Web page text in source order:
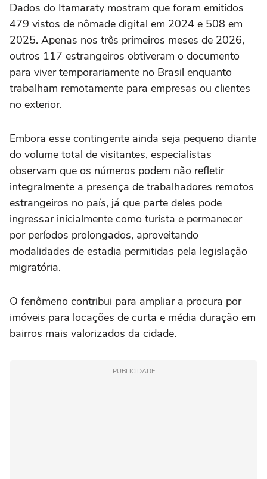
Dados do Itamaraty mostram que foram emitidos
479 vistos de nômade digital em 2024 e 508 em
2025. Apenas nos três primeiros meses de 2026,
outros 117 estrangeiros obtiveram o documento
para viver temporariamente no Brasil enquanto
trabalham remotamente para empresas ou clientes
no exterior.
Embora esse contingente ainda seja pequeno diante
do volume total de visitantes, especialistas
observam que os números podem não refletir
integralmente a presença de trabalhadores remotos
estrangeiros no país, já que parte deles pode
ingressar inicialmente como turista e permanecer
por períodos prolongados, aproveitando
modalidades de estadia permitidas pela legislação
migratória.
O fenômeno contribui para ampliar a procura por
imóveis para locações de curta e média duração em
bairros mais valorizados da cidade.
PUBLICIDADE